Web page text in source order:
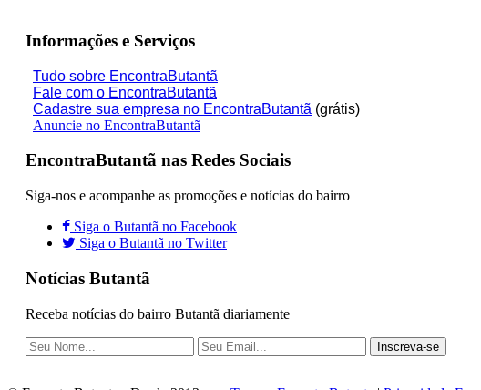
Informações e Serviços
Tudo sobre EncontraButantã
Fale com o EncontraButantã
Cadastre sua empresa no EncontraButantã (grátis)
Anuncie no EncontraButantã
EncontraButantã nas Redes Sociais
Siga-nos e acompanhe as promoções e notícias do bairro
Siga o Butantã no Facebook
Siga o Butantã no Twitter
Notícias Butantã
Receba notícias do bairro Butantã diariamente